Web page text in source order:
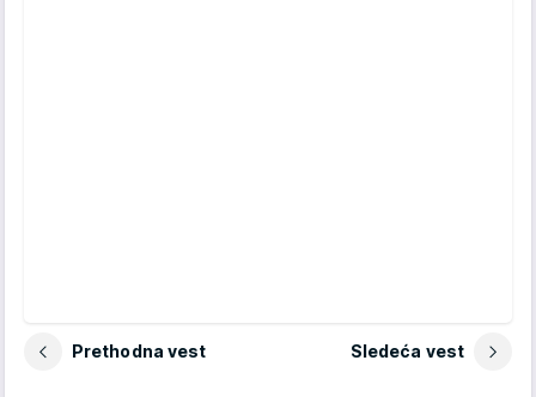
Prethodna vest Sledeća vest